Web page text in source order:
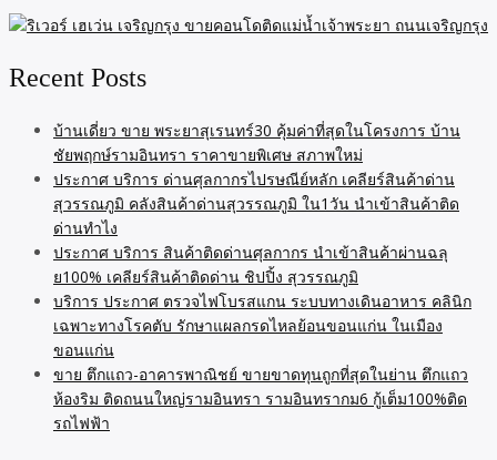
Recent Posts
บ้านเดี่ยว ขาย พระยาสุเรนทร์30 คุ้มค่าที่สุดในโครงการ บ้าน
ชัยพฤกษ์รามอินทรา ราคาขายพิเศษ สภาพใหม่
ประกาศ บริการ ด่านศุลกากรไปรษณีย์หลัก เคลียร์สินค้าด่าน
สุวรรณภูมิ คลังสินค้าด่านสุวรรณภูมิ ใน1วัน นำเข้าสินค้าติด
ด่านทำไง
ประกาศ บริการ สินค้าติดด่านศุลกากร นำเข้าสินค้าผ่านฉลุ
ย100% เคลียร์สินค้าติดด่าน ชิปปิ้ง สุวรรณภูมิ
บริการ ประกาศ ตรวจไฟโบรสแกน ระบบทางเดินอาหาร คลินิก
เฉพาะทางโรคตับ รักษาแผลกรดไหลย้อนขอนแก่น ในเมือง
ขอนแก่น
ขาย ตึกแถว-อาคารพาณิชย์ ขายขาดทุนถูกที่สุดในย่าน ตึกแถว
ห้องริม ติดถนนใหญ่รามอินทรา รามอินทรากม6 กู้เต็ม100%ติด
รถไฟฟ้า